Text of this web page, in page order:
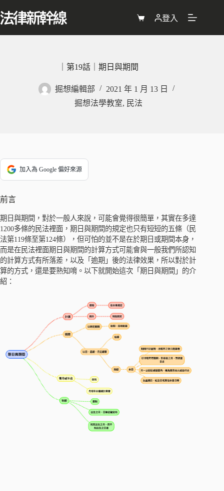
至
購
物
登入
｜第19話｜期日與期間
掘想編輯部
2021 年 1 月 13 日
掘想法學教室, 民法
加入為 Google 偏好來源
前言
期日與期間，對於一般人來說，可能會覺得很簡單，其實在多達
1200多條的民法裡面，期日與期間的規定也只有短短的五條（民
法第119條至第124條），但可怕的並不是在於期日或期間本身，
而是在民法裡面期日與期間的計算方式可能會與一般我們所認知
的計算方式有所落差，以及「逾期」後的法律效果，所以對於計
算的方式，還是要熟知唷。以下就開始這次「期日與期間」的介
紹：